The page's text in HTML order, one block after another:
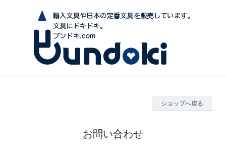
ショップへ戻る
お問い合わせ